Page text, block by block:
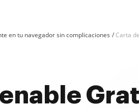
en tu navegador sin complicaciones Carta